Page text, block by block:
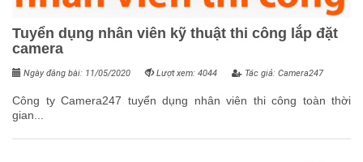
Tuyển dụng nhân viên kỹ thuật thi công lắp đặt
camera
Ngày đăng bài: 11/05/2020 Lượt xem: 4044 Tác giả: Camera247
Công ty Camera247 tuyển dụng nhân viên thi công toàn thời
gian...